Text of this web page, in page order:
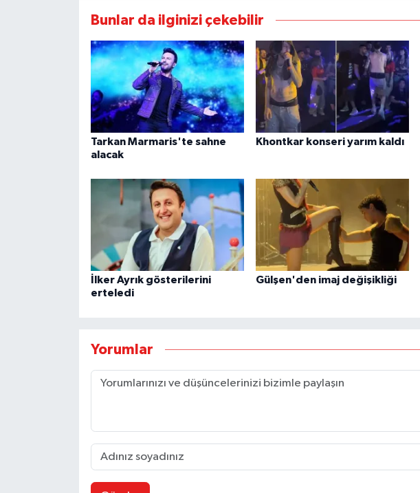
Bunlar da ilginizi çekebilir
Tarkan Marmaris'te sahne
alacak
Khontkar konseri yarım kaldı
İlker Ayrık gösterilerini
erteledi
Gülşen'den imaj değişikliği
Yorumlar